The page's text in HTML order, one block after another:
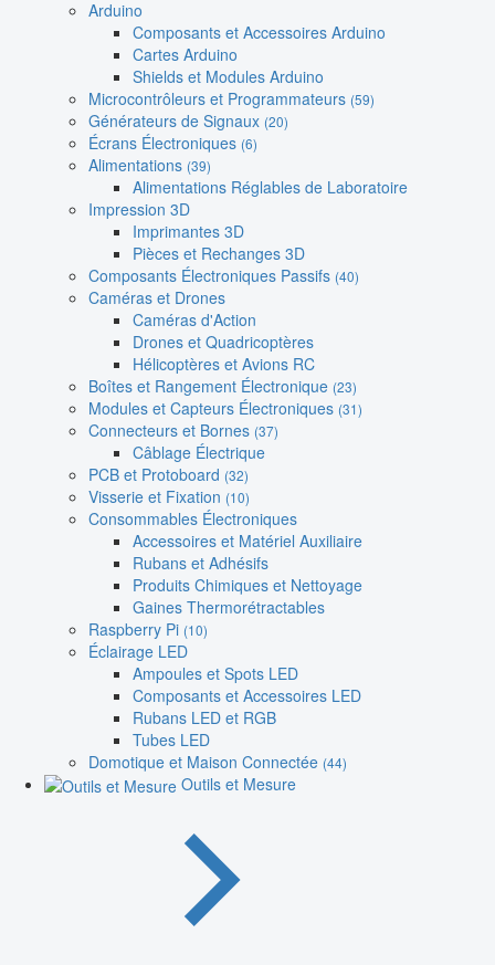
Arduino
Composants et Accessoires Arduino
Cartes Arduino
Shields et Modules Arduino
Microcontrôleurs et Programmateurs (59)
Générateurs de Signaux (20)
Écrans Électroniques (6)
Alimentations (39)
Alimentations Réglables de Laboratoire
Impression 3D
Imprimantes 3D
Pièces et Rechanges 3D
Composants Électroniques Passifs (40)
Caméras et Drones
Caméras d'Action
Drones et Quadricoptères
Hélicoptères et Avions RC
Boîtes et Rangement Électronique (23)
Modules et Capteurs Électroniques (31)
Connecteurs et Bornes (37)
Câblage Électrique
PCB et Protoboard (32)
Visserie et Fixation (10)
Consommables Électroniques
Accessoires et Matériel Auxiliaire
Rubans et Adhésifs
Produits Chimiques et Nettoyage
Gaines Thermorétractables
Raspberry Pi (10)
Éclairage LED
Ampoules et Spots LED
Composants et Accessoires LED
Rubans LED et RGB
Tubes LED
Domotique et Maison Connectée (44)
Outils et Mesure